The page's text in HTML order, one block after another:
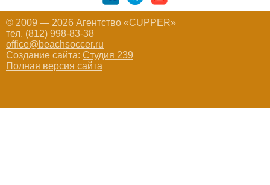
© 2009 — 2026 Агентство «CUPPER»
тел. (812) 998-83-38
office@beachsoccer.ru
Создание сайта: Студия 239
Полная версия сайта